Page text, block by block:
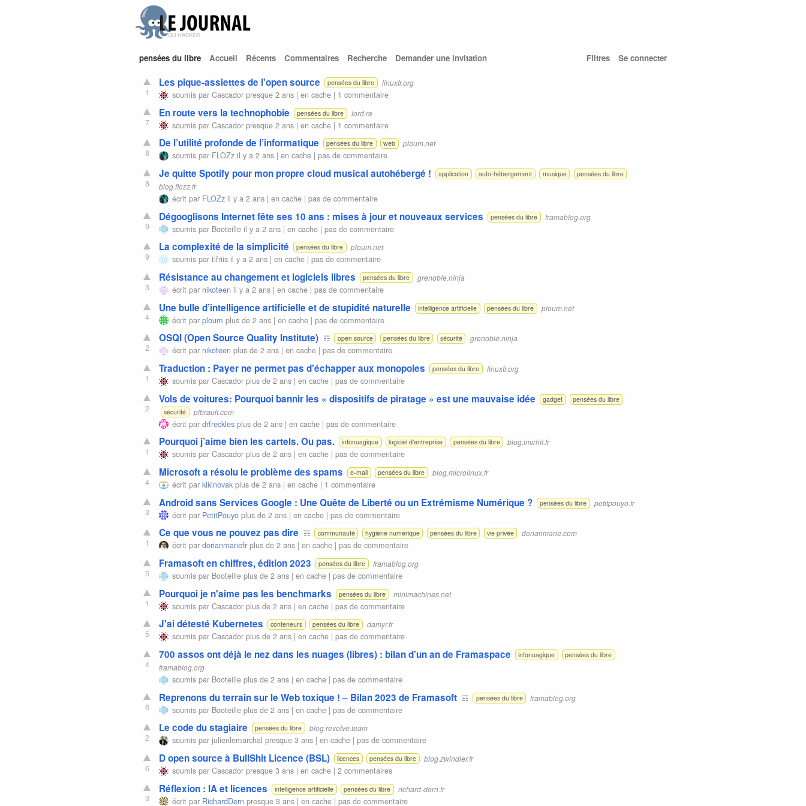
pensées du libre Accueil Récents Commentaires Recherche Demander une invitation Filtres Se connecter
1
Les pique-assiettes de l'open source pensées du libre linuxfr.org
soumis parCascador presque 2 ans |en cache | 1 commentaire
7
En route vers la technophobie pensées du libre lord.re
soumis parCascador presque 2 ans |en cache | 1 commentaire
8
De l’utilité profonde de l’informatique pensées du libre web ploum.net
soumis par FLOZz il y a 2 ans |en cache |pas de commentaire
8
Je quitte Spotify pour mon propre cloud musical autohébergé ! application auto-hébergement musique pensées du libre
blog.flozz.fr
écrit par FLOZz il y a 2 ans |en cache |pas de commentaire
9
Dégooglisons Internet fête ses 10 ans : mises à jour et nouveaux services pensées du libre framablog.org
soumis par Booteille il y a 2 ans |en cache |pas de commentaire
9
La complexité de la simplicité pensées du libre ploum.net
soumis partifriis il y a 2 ans |en cache |pas de commentaire
3
Résistance au changement et logiciels libres pensées du libre grenoble.ninja
écrit par nikoteen il y a 2 ans |en cache |pas de commentaire
4
Une bulle d’intelligence artificielle et de stupidité naturelle intelligence artificielle pensées du libre ploum.net
écrit parploum plus de 2 ans |en cache |pas de commentaire
2
OSQI (Open Source Quality Institute) ☶ open source pensées du libre sécurité grenoble.ninja
écrit par nikoteen plus de 2 ans |en cache |pas de commentaire
1
Traduction : Payer ne permet pas d'échapper aux monopoles pensées du libre linuxfr.org
soumis parCascador plus de 2 ans |en cache |pas de commentaire
2
Vols de voitures: Pourquoi bannir les « dispositifs de piratage » est une mauvaise idée gadget
pensées du libre
sécurité
plbrault.com
écrit pardrfreckles plus de 2 ans |en cache |pas de commentaire
1
Pourquoi j’aime bien les cartels. Ou pas. infonuagique logiciel d'entreprise pensées du libre blog.imirhil.fr
soumis parCascador plus de 2 ans |en cache |pas de commentaire
4
Microsoft a résolu le problème des spams e-mail pensées du libre blog.microlinux.fr
écrit parkikinovak plus de 2 ans |en cache | 1 commentaire
3
Android sans Services Google : Une Quête de Liberté ou un Extrémisme Numérique ? pensées du libre petitpouyo.fr
écrit par PetitPouyo plus de 2 ans |en cache |pas de commentaire
1
Ce que vous ne pouvez pas dire ☶ communauté hygiène numérique pensées du libre vie privée dorianmarie.com
écrit pardorianmariefr plus de 2 ans |en cache |pas de commentaire
5
Framasoft en chiffres, édition 2023 pensées du libre framablog.org
soumis par Booteille plus de 2 ans |en cache |pas de commentaire
1
Pourquoi je n'aime pas les benchmarks pensées du libre minimachines.net
soumis parCascador plus de 2 ans |en cache |pas de commentaire
5
J'ai détesté Kubernetes conteneurs pensées du libre damyr.fr
soumis parCascador plus de 2 ans |en cache |pas de commentaire
4
700 assos ont déjà le nez dans les nuages (libres) : bilan d’un an de Framaspace infonuagique pensées du libre
framablog.org
soumis par Booteille plus de 2 ans |en cache |pas de commentaire
6
Reprenons du terrain sur le Web toxique ! – Bilan 2023 de Framasoft ☶ pensées du libre framablog.org
soumis par Booteille plus de 2 ans |en cache |pas de commentaire
2
Le code du stagiaire pensées du libre blog.revolve.team
soumis parjulienlemarchal presque 3 ans |en cache |pas de commentaire
6
D open source à BullShit Licence (BSL) licences pensées du libre blog.zwindler.fr
soumis parCascador presque 3 ans |en cache |2 commentaires
3
Réflexion : IA et licences intelligence artificielle pensées du libre richard-dern.fr
écrit par RichardDern presque 3 ans |en cache |pas de commentaire